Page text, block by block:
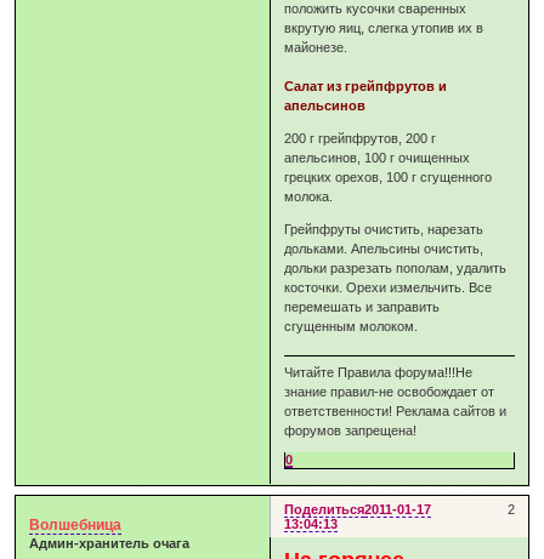
положить кусочки сваренных
вкрутую яиц, слегка утопив их в
майонезе.
Салат из грейпфрутов и
апельсинов
200 г грейпфрутов, 200 г
апельсинов, 100 г очищенных
грецких орехов, 100 г сгущенного
молока.
Грейпфруты очистить, нарезать
дольками. Апельсины очистить,
дольки разрезать пополам, удалить
косточки. Орехи измельчить. Все
перемешать и заправить
сгущенным молоком.
Читайте Правила форума!!!Не
знание правил-не освобождает от
ответственности! Реклама сайтов и
форумов запрещена!
0
Поделиться 2
2011-01-17
13:04:13
Волшебница
Админ-хранитель очага